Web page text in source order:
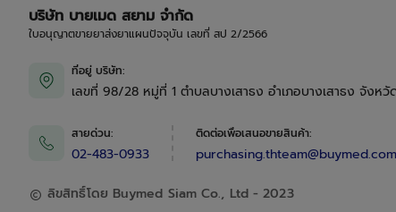
บริษัท บายเมด สยาม จำกัด
ใบอนุญาตขายยาส่งยาแผนปัจจุบัน เลขที่ สป 2/2566
ที่อยู่ บริษัท:
เลขที่ 98/28 หมู่ที่ 1 ตำบลบางเสาธง อำเภอบางเสาธง จังหวั
สายด่วน:
02-483-0933
ติดต่อเพื่อเสนอขายสินค้า:
purchasing.thteam@buymed.com
ลิขสิทธิ์โดย Buymed Siam Co., Ltd - 2023